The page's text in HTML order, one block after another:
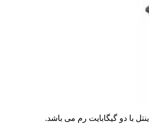
اینتل با دو گیگابایت رم می باشد.